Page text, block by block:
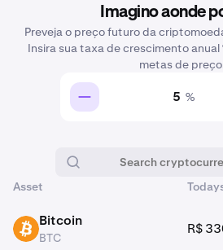
Imagino aonde
Preveja o preço futuro da
Insira sua taxa de crescimento
metas de
%
Negociáveis na Kraken
Asset
BTC Bitcoin
BTC
R$